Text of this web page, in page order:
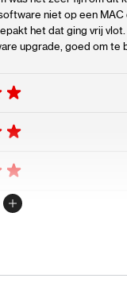
niet op een MAC
het dat ging vrij vlot.
upgrade, goed om te